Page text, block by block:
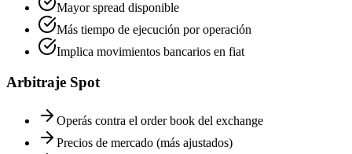
Mayor spread disponible
Más tiempo de ejecución por operación
Implica movimientos bancarios en fiat
Arbitraje Spot
Operás contra el order book del exchange
Precios de mercado (más ajustados)